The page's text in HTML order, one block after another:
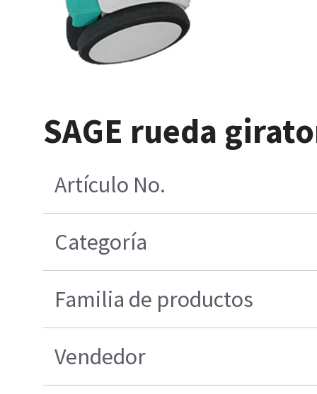
SAGE rueda
Artículo No.
Categoría
Familia de productos
Vendedor